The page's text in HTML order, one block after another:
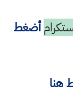
أضغط
هنا